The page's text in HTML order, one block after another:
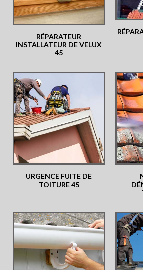
RÉPARATEUR
INSTALLATEUR DE VELUX
45
URGENCE FUITE DE
TOITURE 45